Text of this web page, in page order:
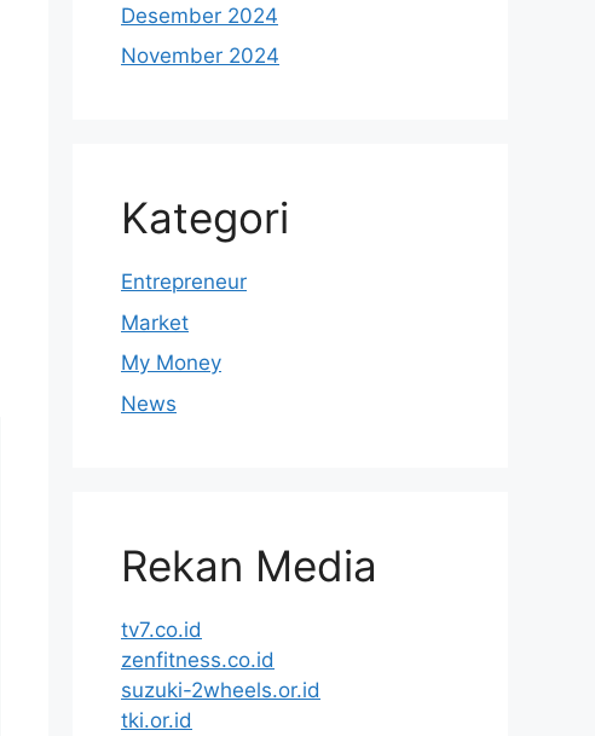
Desember 2024
November 2024
Kategori
Entrepreneur
Market
My Money
News
Rekan Media
tv7.co.id
zenfitness.co.id
suzuki-2wheels.or.id
tki.or.id